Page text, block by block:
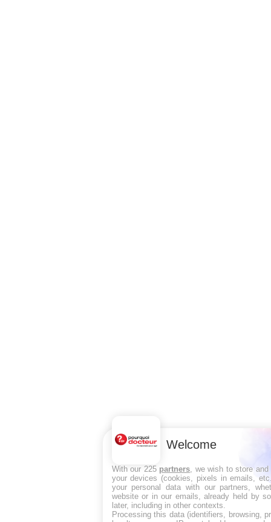
Welcome
With our 225 partners , we wish to store
your devices (cookies, pixels in emails,
your personal data with our partners,
website or in our emails, already held by
later, including in other contexts.
Processing this data (identifiers, browsing,